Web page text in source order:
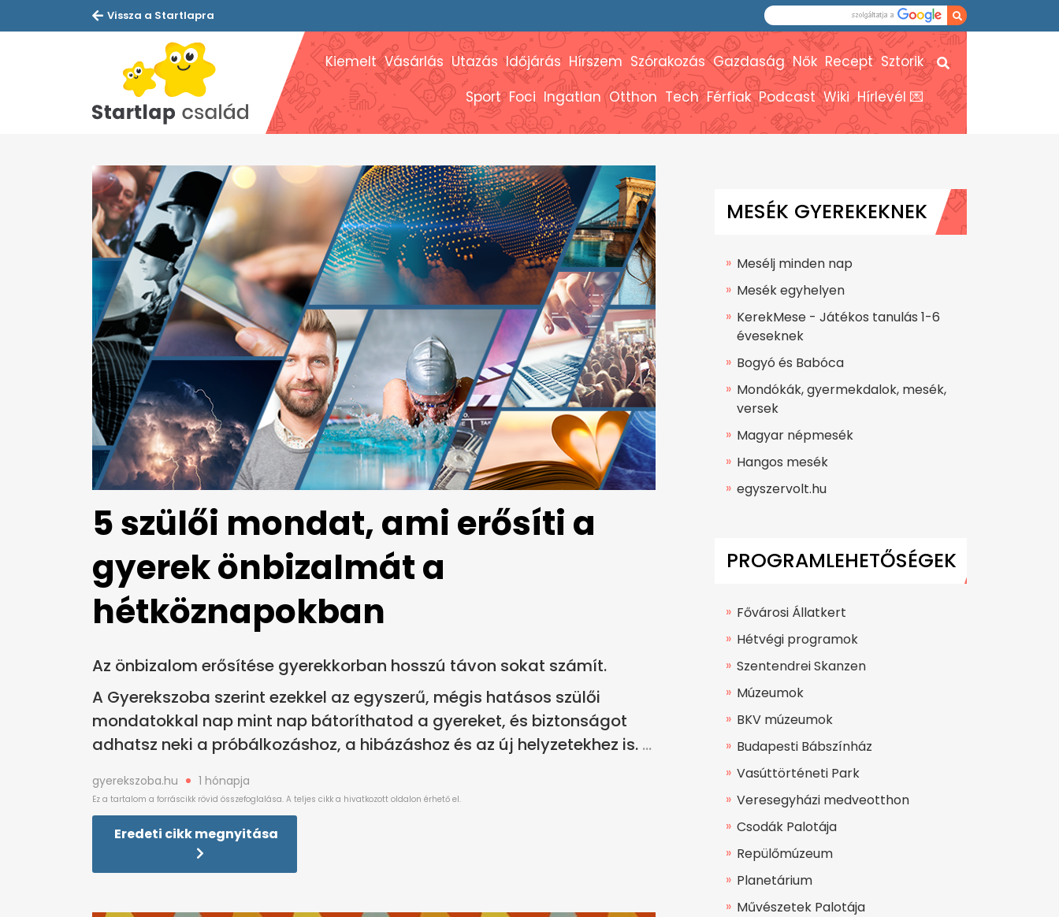
Vissza a Startlapra
Kiemelt Vásárlás Utazás Időjárás Hírszem Szórakozás Gazdaság Nők Recept Sztorik
Sport Foci Ingatlan Otthon Tech Férfiak Podcast Wiki Hírlevél 💌
5 szülői mondat, ami erősíti a
gyerek önbizalmát a
hétköznapokban
Az önbizalom erősítése gyerekkorban hosszú távon sokat számít.
A Gyerekszoba szerint ezekkel az egyszerű, mégis hatásos szülői
mondatokkal nap mint nap bátoríthatod a gyereket, és biztonságot
adhatsz neki a próbálkozáshoz, a hibázáshoz és az új helyzetekhez is.
gyerekszoba.hu 1 hónapja
Eredeti cikk megnyitása
MESÉK GYEREKEKNEK
Mesélj minden nap
Mesék egyhelyen
KerekMese - Játékos tanulás 1-6
éveseknek
Bogyó és Babóca
Mondókák, gyermekdalok, mesék,
versek
Magyar népmesék
Hangos mesék
egyszervolt.hu
PROGRAMLEHETŐSÉGEK
Fővárosi Állatkert
Hétvégi programok
Szentendrei Skanzen
Múzeumok
BKV múzeumok
Budapesti Bábszínház
Vasúttörténeti Park
Veresegyházi medveotthon
Csodák Palotája
Repülőmúzeum
Planetárium
Művészetek Palotája